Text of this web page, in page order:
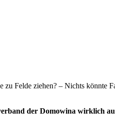
zu Felde ziehen? – Nichts könnte
der Domowina wirklich